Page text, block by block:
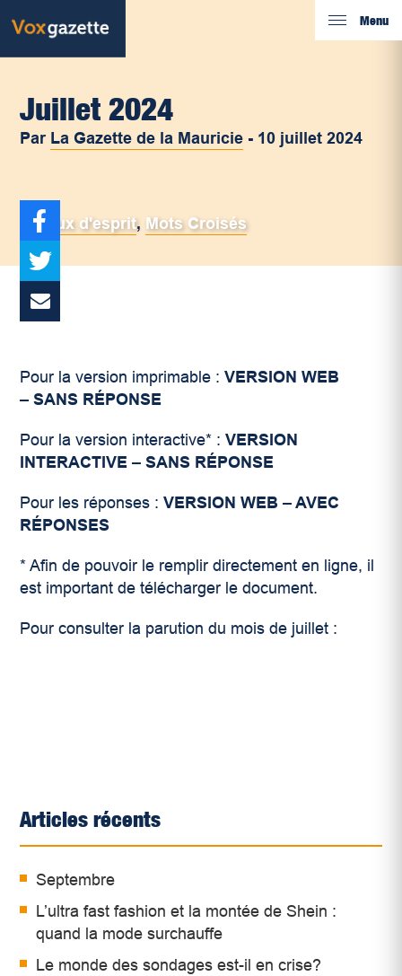
Menu
Juillet 2024
Par La Gazette de la Mauricie - 10 juillet 2024
Jeux d'esprit, Mots Croisés
Pour la version imprimable :VERSION WEB
– SANS RÉPONSE
Pour la version interactive* :VERSION
INTERACTIVE – SANS RÉPONSE
Pour les réponses :VERSION WEB – AVEC
RÉPONSES
* Afin de pouvoir le remplir directement en ligne, il
est important de télécharger le document.
Pour consulter la parution du mois de juillet :
Articles récents
Septembre
L’ultra fast fashion et la montée de Shein :
quand la mode surchauffe
Le monde des sondages est-il en crise?